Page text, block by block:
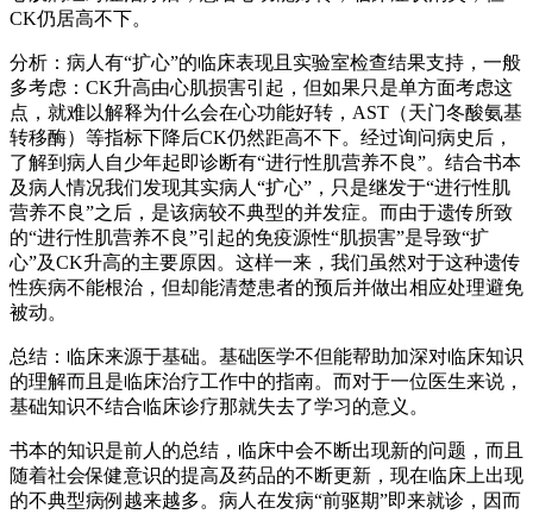
CK仍居高不下。
分析：病人有“扩心”的临床表现且实验室检查结果支持，一般
多考虑：CK升高由心肌损害引起，但如果只是单方面考虑这
点，就难以解释为什么会在心功能好转，AST（天门冬酸氨基
转移酶）等指标下降后CK仍然距高不下。经过询问病史后，
了解到病人自少年起即诊断有“进行性肌营养不良”。结合书本
及病人情况我们发现其实病人“扩心”，只是继发于“进行性肌
营养不良”之后，是该病较不典型的并发症。而由于遗传所致
的“进行性肌营养不良”引起的免疫源性“肌损害”是导致“扩
心”及CK升高的主要原因。这样一来，我们虽然对于这种遗传
性疾病不能根治，但却能清楚患者的预后并做出相应处理避免
被动。
总结：临床来源于基础。基础医学不但能帮助加深对临床知识
的理解而且是临床治疗工作中的指南。而对于一位医生来说，
基础知识不结合临床诊疗那就失去了学习的意义。
书本的知识是前人的总结，临床中会不断出现新的问题，而且
随着社会保健意识的提高及药品的不断更新，现在临床上出现
的不典型病例越来越多。病人在发病“前驱期”即来就诊，因而